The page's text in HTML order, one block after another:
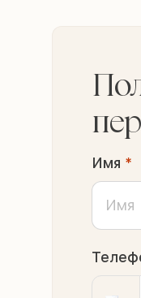
Имя *